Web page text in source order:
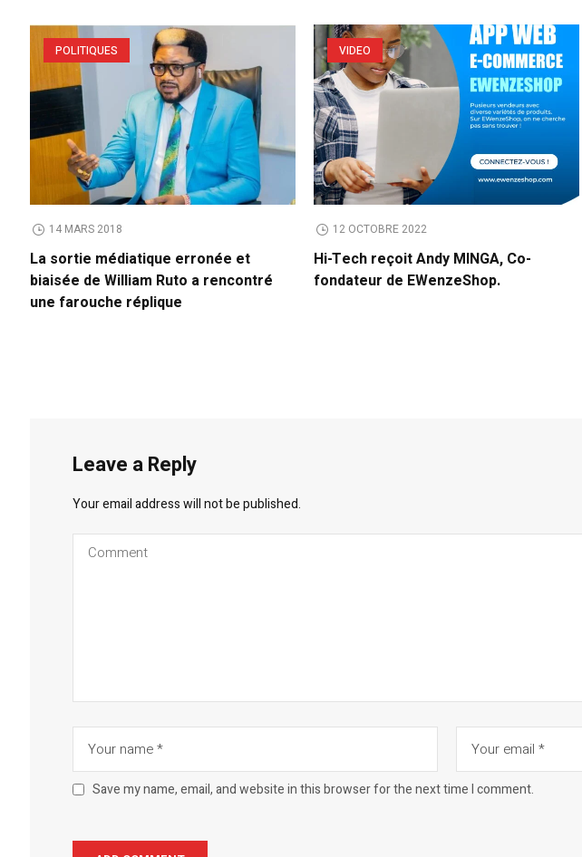
POLITIQUES
14 MARS 2018
La sortie médiatique erronée et
biaisée de William Ruto a rencontré
une farouche réplique
VIDEO
12 OCTOBRE 2022
Hi-Tech reçoit Andy MINGA, Co-
fondateur de EWenzeShop.
Leave a Reply
Your email address will not be published.
Save my name, email, and website in this browser for the next time I comment.